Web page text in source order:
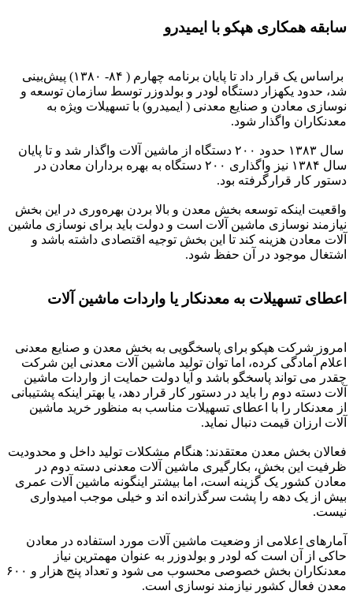
سابقه همکاری هپکو با ایمیدرو
براساس یک قرار داد تا پایان برنامه چهارم ( ۸۴- ۱۳۸۰) پیش‌بینی
شد، حدود یکهزار دستگاه لودر و بولدوزر توسط سازمان توسعه و
نوسازی معادن و صنایع معدنی ( ایمیدرو) با تسهیلات ویژه به
معدنکاران واگذار شود.
سال ۱۳۸۳ حدود ۲۰۰ دستگاه از ماشین آلات واگذار شد و تا پایان
سال ۱۳۸۴ نیز واگذاری ۲۰۰ دستگاه به بهره برداران معادن در
دستور کار قرارگرفته بود.
واقعیت اینکه توسعه بخش معدن و بالا بردن بهره‌وری در این بخش
نیازمند نوسازی ماشین آلات است و دولت باید برای نوسازی ماشین
آلات معادن هزینه کند تا این بخش توجیه اقتصادی داشته باشد و
اشتغال موجود در آن حفظ شود.
اعطای تسهیلات به معدنکار یا واردات ماشین آلات
امروز شرکت هپکو برای پاسخگویی به بخش معدن و صنایع معدنی
اعلام آمادگی کرده، اما توان تولید ماشین آلات معدنی این شرکت
چقدر می تواند پاسخگو باشد و آیا دولت حمایت از واردات ماشین
آلات دسته دوم را باید در دستور کار قرار دهد، یا بهتر اینکه پشتیبانی
از معدنکار را با اعطای تسهیلات مناسب به منظور خرید ماشین
آلات ارزان قیمت دنبال نماید.
فعالان بخش معدن معتقدند: هنگام مشکلات تولید داخل و محدودیت
ظرفیت این بخش، بکارگیری ماشین آلات معدنی دسته دوم در
معادن کشور یک گزینه است، اما بیشتر اینگونه ماشین آلات عمری
بیش از یک دهه را پشت سرگذرانده اند و خیلی موجب امیدواری
نیست.
آمارهای اعلامی از وضعیت ماشین آلات مورد استفاده در معادن
حاکی از آن است که لودر و بولدوزر به عنوان مهمترین نیاز
معدنکاران بخش خصوصی محسوب می شود و تعداد پنج هزار و ۶۰۰
معدن فعال کشور نیازمند نوسازی است.